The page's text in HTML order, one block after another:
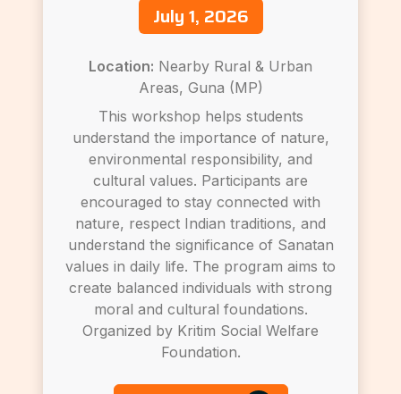
July 1, 2026
Location: Nearby Rural & Urban
Areas, Guna (MP)
This workshop helps students
understand the importance of nature,
environmental responsibility, and
cultural values. Participants are
encouraged to stay connected with
nature, respect Indian traditions, and
understand the significance of Sanatan
values in daily life. The program aims to
create balanced individuals with strong
moral and cultural foundations.
Organized by Kritim Social Welfare
Foundation.